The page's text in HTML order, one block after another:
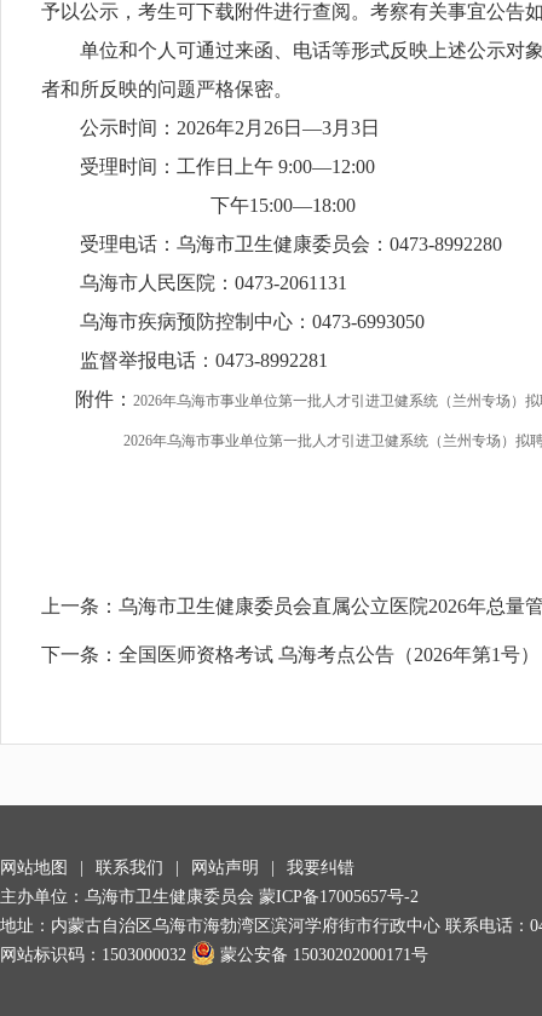
予以公示，考生可下载附件进行查阅。考察有关事宜公告
单位和个人可通过来函、电话等形式反映上述公示对象
者和所反映的问题严格保密。
公示时间：2026年2月26日—3月3日
受理时间：工作日上午 9:00—12:00
下午15:00—18:00
受理电话：乌海市卫生健康委员会：0473-8992280
乌海市人民医院：0473-2061131
乌海市疾病预防控制中心：0473-6993050
监督举报电话：0473-8992281
附件： 2026年乌海市事业单位第一批人才引进卫健系统（兰州专场）
2026年乌海市事业单位第一批人才引进卫健系统（兰州专场）拟
上一条： 乌海市卫生健康委员会直属公立医院2026年总量
下一条： 全国医师资格考试 乌海考点公告（2026年第1号）
网站地图 联系我们 网站声明
我要纠错
主办单位：乌海市卫生健康委员会 蒙ICP备17005657号-2
地址：内蒙古自治区乌海市海勃湾区滨河学府街市行政中心 联系电话：
网站标识码：1503000032
蒙公安备 15030202000171号